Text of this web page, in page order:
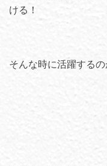
ける！
そんな時に活躍するの